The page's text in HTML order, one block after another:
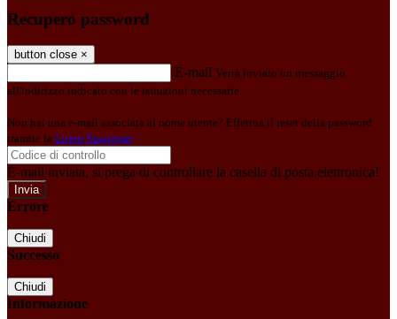
Recupero password
button close ×
E-mail Verrà inviato un messaggio
all'indirizzo indicato con le istruzioni necessarie.
Non hai una e-mail associata al nome utente? Effettua il reset della password
tramite la Login Spaggiari
E-mail inviata, si prega di controllare la casella di posta elettronica!
Errore
Chiudi
Successo
Chiudi
Informazione